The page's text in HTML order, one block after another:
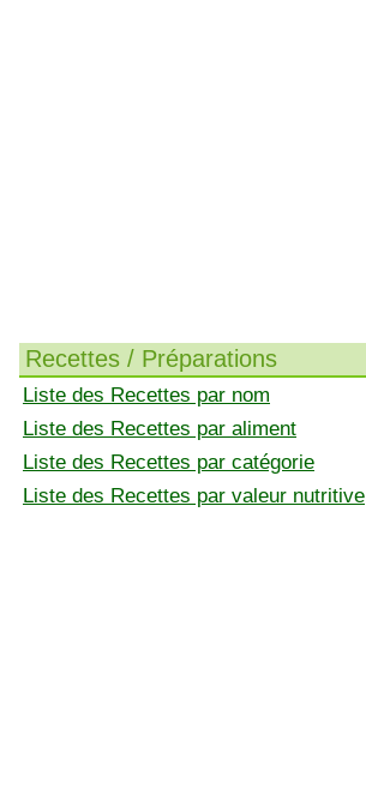
Recettes / Préparations
Liste des Recettes par nom
Liste des Recettes par aliment
Liste des Recettes par catégorie
Liste des Recettes par valeur nutritive